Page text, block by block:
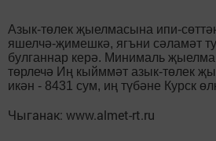
Азык-төлек җыелмасына ипи-
яшелчә-җимешкә, ягъни сәламәт
булганнар керә. Минималь җыелма
төрлечә Иң кыйммәт азык-төлек
икән - 8431 сум, иң түбәне Курск
Чыганак: www.almet-rt.ru